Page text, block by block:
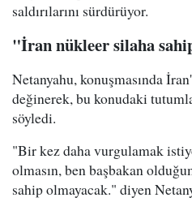
saldırılarını sürdürüyor.
"İran nükleer silaha
Netanyahu, konuşmasında
değinerek, bu konudaki
söyledi.
"Bir kez daha vurgulamak
olmasın, ben başbakan
sahip olmayacak." diyen